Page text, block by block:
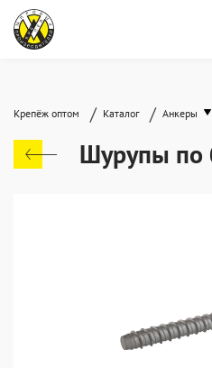
Крепёж оптом / Каталог / Анкеры
Шурупы по